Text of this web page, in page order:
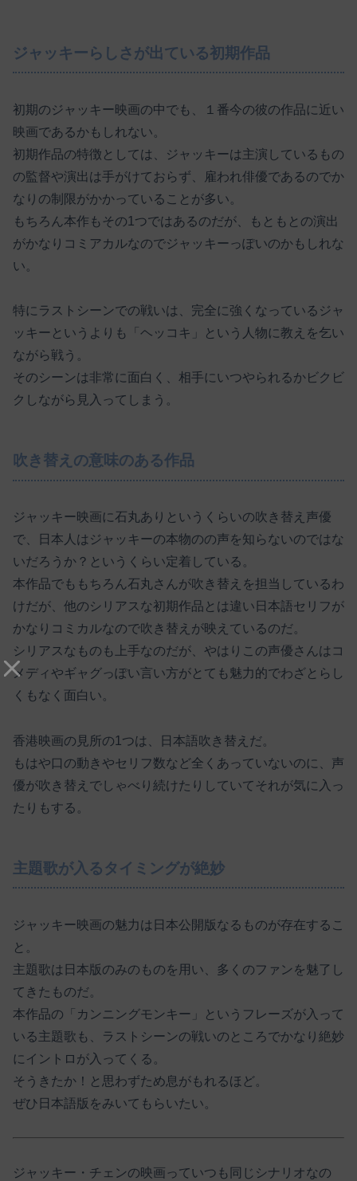
ジャッキーらしさが出ている初期作品
初期のジャッキー映画の中でも、１番今の彼の作品に近い
映画であるかもしれない。
初期作品の特徴としては、ジャッキーは主演しているもの
の監督や演出は手がけておらず、雇われ俳優であるのでか
なりの制限がかかっていることが多い。
もちろん本作もその1つではあるのだが、もともとの演出
がかなりコミアカルなのでジャッキーっぽいのかもしれな
い。
特にラストシーンでの戦いは、完全に強くなっているジャ
ッキーというよりも「ヘッコキ」という人物に教えを乞い
ながら戦う。
そのシーンは非常に面白く、相手にいつやられるかビクビ
クしながら見入ってしまう。
吹き替えの意味のある作品
ジャッキー映画に石丸ありというくらいの吹き替え声優
で、日本人はジャッキーの本物のの声を知らないのではな
いだろうか？というくらい定着している。
本作品でももちろん石丸さんが吹き替えを担当しているわ
けだが、他のシリアスな初期作品とは違い日本語セリフが
かなりコミカルなので吹き替えが映えているのだ。
シリアスなものも上手なのだが、やはりこの声優さんはコ
メディやギャグっぽい言い方がとても魅力的でわざとらし
くもなく面白い。
香港映画の見所の1つは、日本語吹き替えだ。
もはや口の動きやセリフ数など全くあっていないのに、声
優が吹き替えでしゃべり続けたりしていてそれが気に入っ
たりもする。
主題歌が入るタイミングが絶妙
ジャッキー映画の魅力は日本公開版なるものが存在するこ
と。
主題歌は日本版のみのものを用い、多くのファンを魅了し
てきたものだ。
本作品の「カンニングモンキー」というフレーズが入って
いる主題歌も、ラストシーンの戦いのところでかなり絶妙
にイントロが入ってくる。
そうきたか！と思わずため息がもれるほど。
ぜひ日本語版をみいてもらいたい。
ジャッキー・チェンの映画っていつも同じシナリオなの